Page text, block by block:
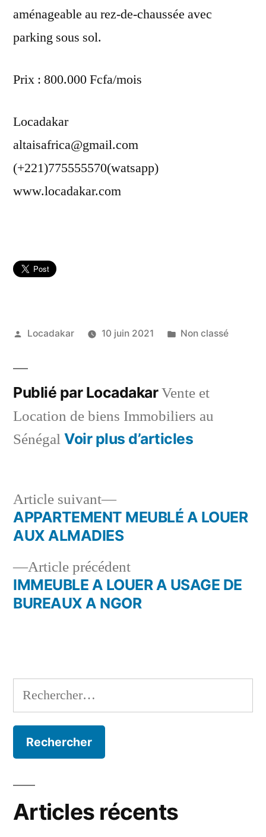
aménageable au rez-de-chaussée avec
parking sous sol.
Prix : 800.000 Fcfa/mois
Locadakar
altaisafrica@gmail.com
(+221)775555570(watsapp)
www.locadakar.com
Publié
Locadakar 10 juin 2021
Publié
Non classé
Publié par LocadakarVente et
Location de biens Immobiliers au
Sénégal Voir plus d’articles
Navigation
l’article
Article précédentArticle
précédent :
IMMEUBLE A LOUER A USAGE DE
BUREAUX A NGOR
Article suivant
Article
suivant :
APPARTEMENT MEUBLÉ A LOUER
AUX ALMADIES
Rechercher :
Articles récents